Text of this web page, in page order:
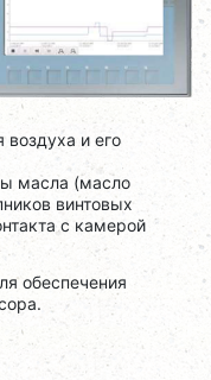
и его
масла (масло
винтовых
с камерой
обеспечения